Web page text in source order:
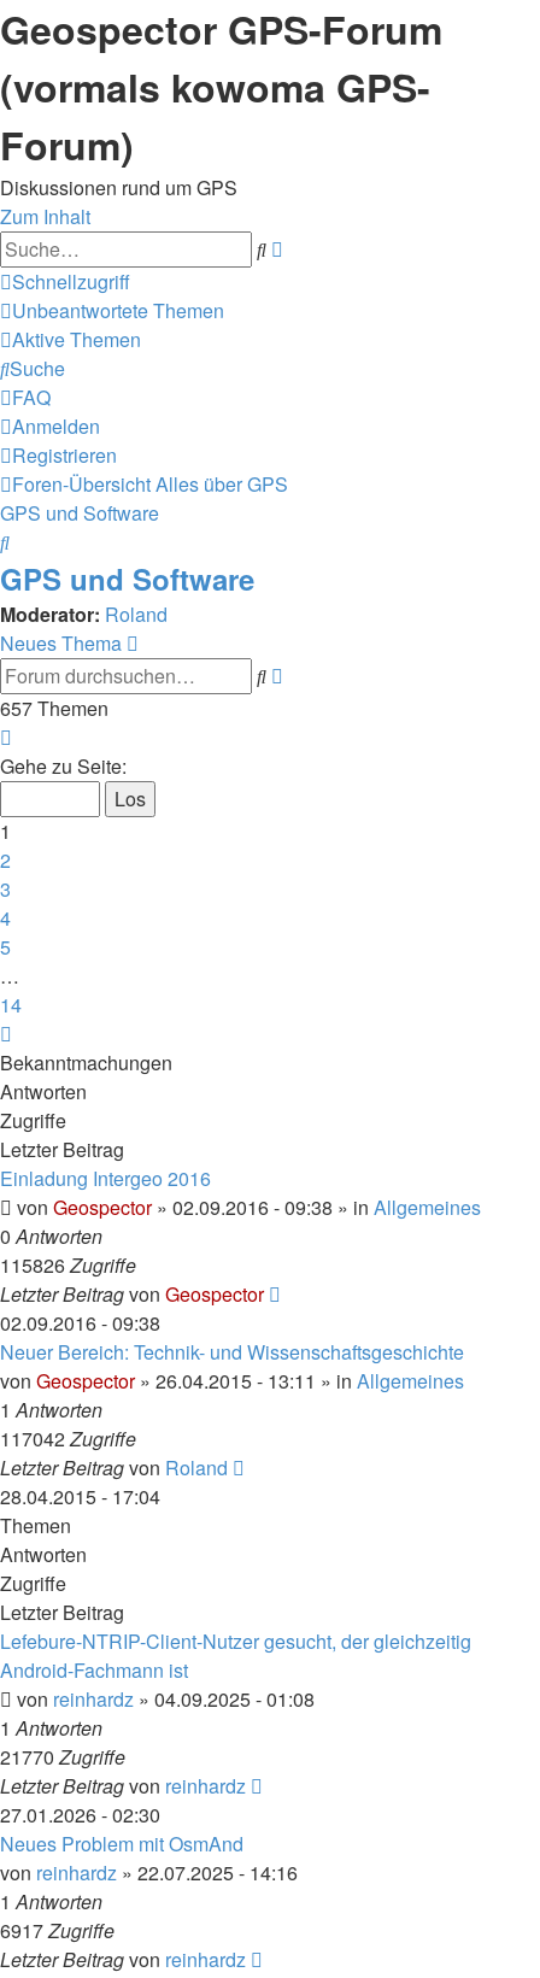
Geospector GPS-Forum
(vormals kowoma GPS-
Forum)
Diskussionen rund um GPS
Zum Inhalt
Suche
Schnellzugriff
Unbeantwortete Themen
Aktive Themen
Suche
FAQ
Anmelden
Registrieren
Foren-ÜbersichtAlles über GPS
GPS und Software
Suche
GPS und Software
Moderator: Roland
Neues Thema
Suche
657 Themen
1
14
Gehe zu Seite:
1
2
3
4
5
…
14
Bekanntmachungen
Antworten
Zugriffe
Letzter Beitrag
Einladung Intergeo 2016
von Geospector» 02.09.2016 - 09:38 » in Allgemeines
0Antworten
115826Zugriffe
Letzter Beitragvon Geospector
02.09.2016 - 09:38
Neuer Bereich: Technik- und Wissenschaftsgeschichte
von Geospector» 26.04.2015 - 13:11 » in Allgemeines
1Antworten
117042Zugriffe
Letzter Beitragvon Roland
28.04.2015 - 17:04
Themen
Antworten
Zugriffe
Letzter Beitrag
Lefebure-NTRIP-Client-Nutzer gesucht, der gleichzeitig
Android-Fachmann ist
von reinhardz » 04.09.2025 - 01:08
1Antworten
21770Zugriffe
Letzter Beitragvon reinhardz
27.01.2026 - 02:30
Neues Problem mit OsmAnd
von reinhardz » 22.07.2025 - 14:16
1Antworten
6917Zugriffe
Letzter Beitragvon reinhardz